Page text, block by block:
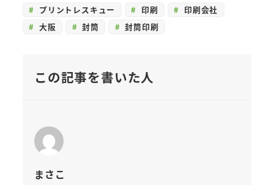
プリントレスキュー 印刷
印刷会社
大阪
封筒 封筒印刷
この記事を書いた人
まさこ